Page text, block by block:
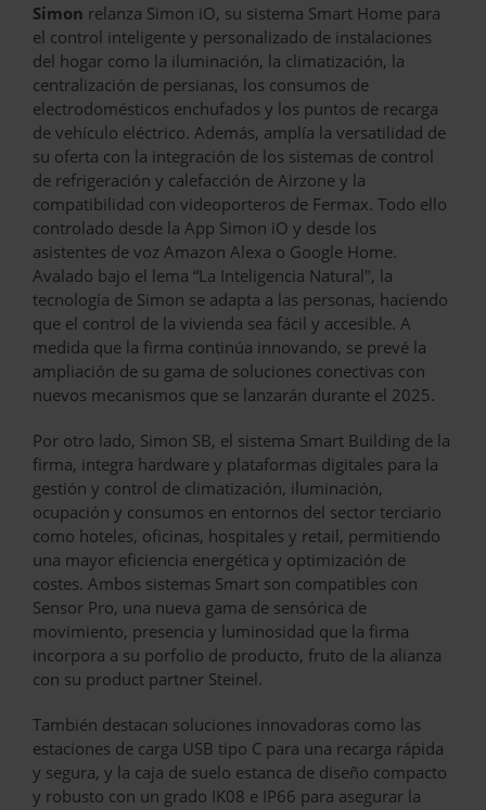
Simon relanza Simon iO, su sistema Smart Home para
el control inteligente y personalizado de instalaciones
del hogar como la iluminación, la climatización, la
centralización de persianas, los consumos de
electrodomésticos enchufados y los puntos de recarga
de vehículo eléctrico. Además, amplía la versatilidad de
su oferta con la integración de los sistemas de control
de refrigeración y calefacción de Airzone y la
compatibilidad con videoporteros de Fermax. Todo ello
controlado desde la App Simon iO y desde los
asistentes de voz Amazon Alexa o Google Home.
Avalado bajo el lema “La Inteligencia Natural", la
tecnología de Simon se adapta a las personas, haciendo
que el control de la vivienda sea fácil y accesible. A
medida que la firma continúa innovando, se prevé la
ampliación de su gama de soluciones conectivas con
nuevos mecanismos que se lanzarán durante el 2025.
Por otro lado, Simon SB, el sistema Smart Building de la
firma, integra hardware y plataformas digitales para la
gestión y control de climatización, iluminación,
ocupación y consumos en entornos del sector terciario
como hoteles, oficinas, hospitales y retail, permitiendo
una mayor eficiencia energética y optimización de
costes. Ambos sistemas Smart son compatibles con
Sensor Pro, una nueva gama de sensórica de
movimiento, presencia y luminosidad que la firma
incorpora a su porfolio de producto, fruto de la alianza
con su product partner Steinel.
También destacan soluciones innovadoras como las
estaciones de carga USB tipo C para una recarga rápida
y segura, y la caja de suelo estanca de diseño compacto
y robusto con un grado IK08 e IP66 para asegurar la